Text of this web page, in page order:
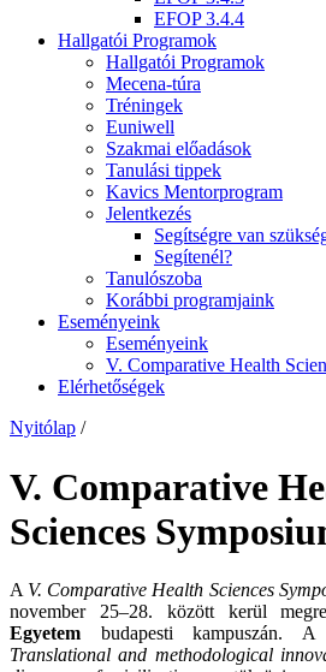
EFOP 3.4.4
Hallgatói Programok
Hallgatói Programok
Mecena-túra
Tréningek
Euniwell
Szakmai előadások
Tanulási tippek
Kavics Mentorprogram
Jelentkezés
Segítségre van
Segítenél?
Tanulószoba
Korábbi programjaink
Eseményeink
Eseményeink
V. Comparative Health
Elérhetőségek
Nyitólap /
V. Comparative
Sciences
A V. Comparative Health Sciences
november 25–28. között kerül
Egyetem budapesti kampuszán.
Translational and methodological